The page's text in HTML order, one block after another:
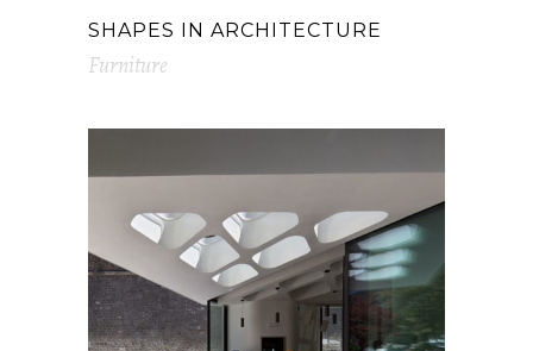
SHAPES IN ARCHITECTURE
Furniture